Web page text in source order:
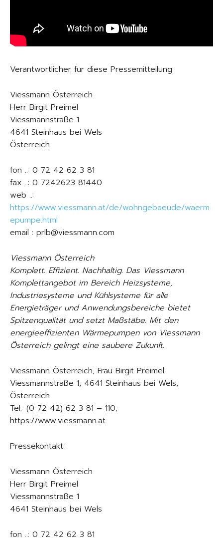
Verantwortlicher für diese Pressemitteilung:
Viessmann Österreich
Herr Birgit Preimel
Viessmannstraße 1
4641 Steinhaus bei Wels
Österreich
fon ..: 0 72 42 62 3 81
fax ..: 0 7242623 81440
web ..:
https://www.viessmann.at/de/wohngebaeude/waerm
epumpe.html
email : prlb@viessmann.com
Viessmann Österreich
Komplett. Effizient. Nachhaltig. Das Viessmann
Komplettangebot im Bereich Heizsysteme,
Industriesysteme und Kühlsysteme für alle
Energieträger und Anwendungsbereiche bietet
Spitzenqualität und setzt Maßstäbe. Mit den
energieeffizienten Wärmepumpen von Viessmann
Österreich gelingt eine saubere Zukunft.
Viessmann Österreich, Frau Birgit Preimel
Viessmannstraße 1, 4641 Steinhaus bei Wels,
Österreich
Tel.: (0 72 42) 62 3 81 – 110;
https://www.viessmann.at
Pressekontakt:
Viessmann Österreich
Herr Birgit Preimel
Viessmannstraße 1
4641 Steinhaus bei Wels
fon ..: 0 72 42 62 3 81